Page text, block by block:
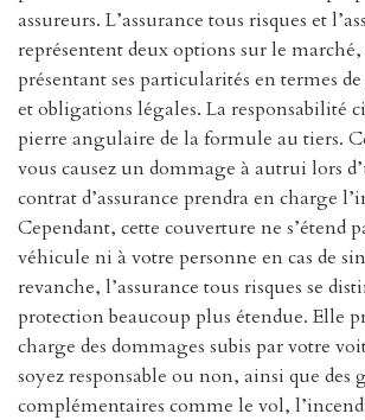
assureurs. L’assurance tous risques et
représentent deux options sur le
présentant ses particularités en termes
et obligations légales. La responsabilité
pierre angulaire de la formule au tiers.
vous causez un dommage à autrui lors
contrat d’assurance prendra en charge
Cependant, cette couverture ne s’étend
véhicule ni à votre personne en cas de
revanche, l’assurance tous risques se
protection beaucoup plus étendue. Elle
charge des dommages subis par votre
soyez responsable ou non, ainsi que des
complémentaires comme le vol,